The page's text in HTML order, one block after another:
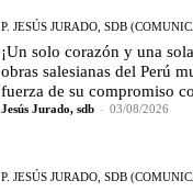
P. JESÚS JURADO, SDB
¡Un solo corazón y una
obras salesianas del Perú
fuerza de su compromiso
Jesús Jurado, sdb - 03/08/2026
P. JESÚS JURADO, SDB